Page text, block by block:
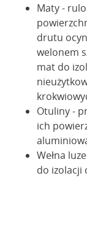
Maty -
drutu
welonem
mat do
Otuliny -
ich
Wełna
do izolacji